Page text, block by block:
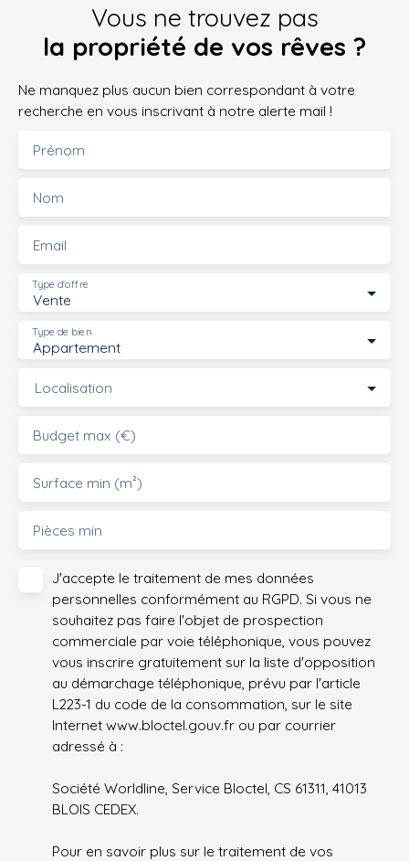
Vous ne trouvez pas
la propriété de vos rêves ?
Ne manquez plus aucun bien correspondant à votre
recherche en vous inscrivant à notre alerte mail !
Prénom
Nom
Email
Vente
Type d'offre
Appartement
Type de bien
Localisation
Budget max (€)
Surface min (m²)
Pièces min
J'accepte le traitement de mes données
personnelles conformément au RGPD. Si vous ne
souhaitez pas faire l'objet de prospection
commerciale par voie téléphonique, vous pouvez
vous inscrire gratuitement sur la liste d'opposition
au démarchage téléphonique, prévu par l'article
L223-1 du code de la consommation, sur le site
Internet www.bloctel.gouv.fr ou par courrier
adressé à :
Société Worldline, Service Bloctel, CS 61311, 41013
BLOIS CEDEX.
Pour en savoir plus sur le traitement de vos